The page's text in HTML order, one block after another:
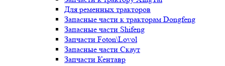
Для ременных тракторов
Запасные части к тракторам Dongfeng
Запасные части Shifeng
Запчасти Foton\Lovol
Запасные части Скаут
Запчасти Кентавр